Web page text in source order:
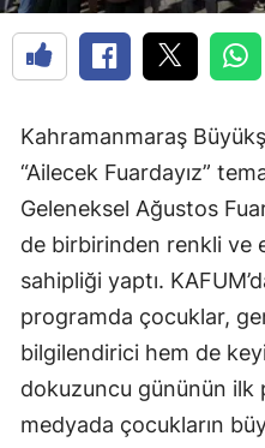
Kahramanmaraş
“Ailecek Fuardayız”
Geleneksel Ağustos
de birbirinden renkli ve
sahipliği yaptı.
programda çocuklar,
bilgilendirici hem de
dokuzuncu gününün ilk
medyada çocukların